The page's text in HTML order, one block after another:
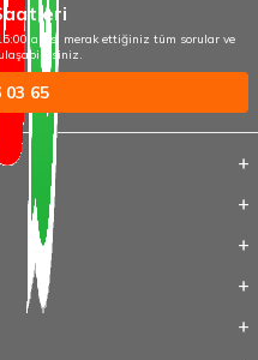
arası merak ettiğiniz tüm sorular ve
03 65